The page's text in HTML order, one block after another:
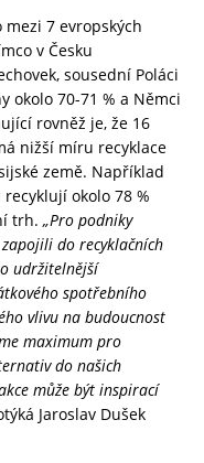
mezi 7 evropských
v Česku
sousední Poláci
okolo 70-71 % a Němci
rovněž je, že 16
nižší míru recyklace
země. Například
okolo 78 %
trh. „Pro podniky
do recyklačních
udržitelnější
spotřebního
vlivu na budoucnost
maximum pro
do našich
může být inspirací
Jaroslav Dušek